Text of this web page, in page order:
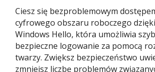
Ciesz się bezproblemowym
cyfrowego obszaru roboczego
Windows Hello, która umożliwia
bezpieczne logowanie za pomocą
twarzy. Zwiększ bezpieczeństwo
zmniejsz liczbę problemów